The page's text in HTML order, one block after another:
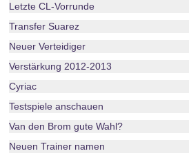
Letzte CL-Vorrunde
Transfer Suarez
Neuer Verteidiger
Verstärkung 2012-2013
Cyriac
Testspiele anschauen
Van den Brom gute Wahl?
Neuen Trainer namen